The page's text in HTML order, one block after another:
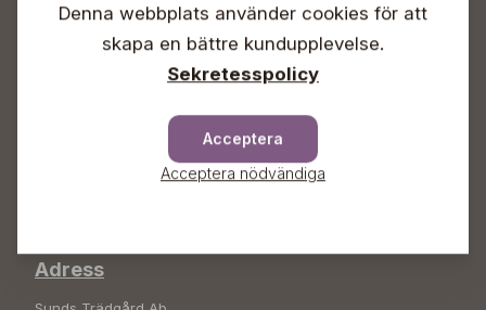
Söndagar Självbetjäning
Adress
Denna webbplats använder cookies för att
skapa en bättre kundupplevelse.
Sekretesspolicy
Acceptera
Acceptera nödvändiga